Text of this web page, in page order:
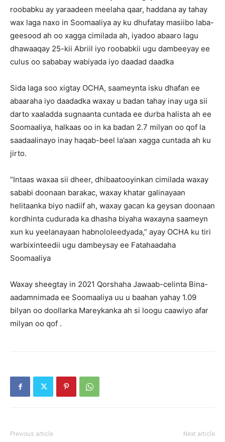
roobabku ay yaraadeen meelaha qaar, haddana ay tahay
wax laga naxo in Soomaaliya ay ku dhufatay masiibo laba-
geesood ah oo xagga cimilada ah, iyadoo abaaro lagu
dhawaaqay 25-kii Abriil iyo roobabkii ugu dambeeyay ee
culus oo sababay wabiyada iyo daadad daadka
Sida laga soo xigtay OCHA, saameynta isku dhafan ee
abaaraha iyo daadadka waxay u badan tahay inay uga sii
darto xaaladda sugnaanta cuntada ee durba halista ah ee
Soomaaliya, halkaas oo in ka badan 2.7 milyan oo qof la
saadaalinayo inay haqab-beel la’aan xagga cuntada ah ku
jirto.
“Intaas waxaa sii dheer, dhibaatooyinkan cimilada waxay
sababi doonaan barakac, waxay khatar galinayaan
helitaanka biyo nadiif ah, waxay gacan ka geysan doonaan
kordhinta cudurada ka dhasha biyaha waxayna saameyn
xun ku yeelanayaan habnololeedyada,” ayay OCHA ku tiri
warbixinteedii ugu dambeysay ee Fatahaadaha
Soomaaliya
Waxay sheegtay in 2021 Qorshaha Jawaab-celinta Bina-
aadamnimada ee Soomaaliya uu u baahan yahay 1.09
bilyan oo doollarka Mareykanka ah si loogu caawiyo afar
milyan oo qof .
Previous article Next article